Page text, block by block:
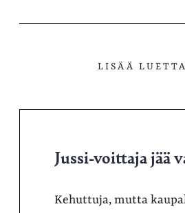
LISÄÄ
Jussi-voittaja jää
Kehuttuja, mutta